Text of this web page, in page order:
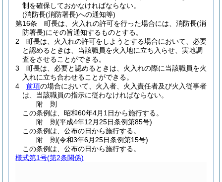
制を確保しておかなければならない。
(消防長(消防署長)への通知等)
第16条
町長は、火入れの許可を行った場合には、消防長(消
防署長)にその旨通知するものとする。
2
町長は、火入れの許可をしようとする場合において、必要
と認めるときは、当該職員を火入地に立ち入らせ、実地調
査をさせることができる。
3
町長は、必要と認めるときは、火入れの際に当該職員を火
入れに立ち合わせることができる。
4
前項の場合において、火入者、火入責任者及び火入従事者
は、当該職員の指示に従わなければならない。
附 則
この条例は、昭和60年4月1日から施行する。
附 則(平成4年12月25日条例第85号)
この条例は、公布の日から施行する。
附 則(令和3年6月25日条例第15号)
この条例は、公布の日から施行する。
様式第1号(第2条関係)